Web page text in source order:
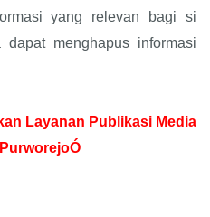
yang relevan bagi si
menghapus informasi
Layanan Publikasi Media